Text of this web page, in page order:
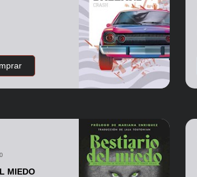
MIEDO